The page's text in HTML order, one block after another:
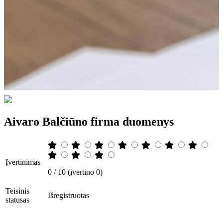
Aivaro Balčiūno firma duomenys
Įvertinimas
0 / 10 (įvertino 0)
Teisinis
statusas
Išregistruotas